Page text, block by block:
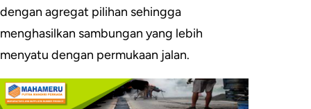
dengan agregat pilihan sehingga
menghasilkan sambungan yang lebih
menyatu dengan permukaan jalan.